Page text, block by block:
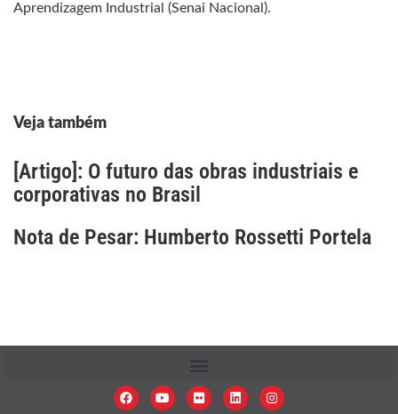
Aprendizagem Industrial (Senai Nacional).
Veja também
[Artigo]: O futuro das obras industriais e
corporativas no Brasil
Nota de Pesar: Humberto Rossetti Portela